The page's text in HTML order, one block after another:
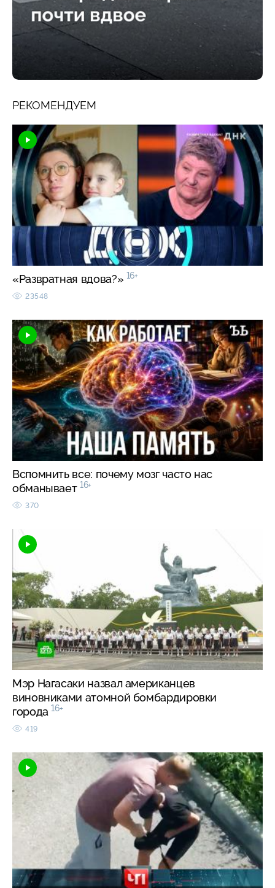
РЕКОМЕНДУЕМ
«Развратная вдова?» 16+
23548
Вспомнить все: почему мозг часто нас
обманывает 16+
370
Мэр Нагасаки назвал американцев
виновниками атомной бомбардировки
города 16+
419